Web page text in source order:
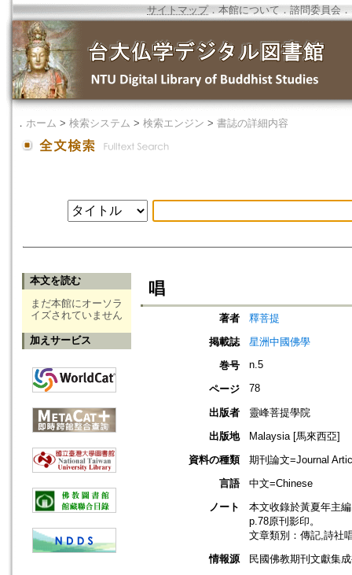
サイトマップ．本館について ． 諮問委員会 ．
． ホーム > 検索システム > 検索エンジン > 書誌の詳細内容
本文を読む
まだ本館にオーソラ
イズされていません
加えサービス
唱
著者
釋菩提
掲載誌
星洲中國佛學
巻号
n.5
ページ 78
出版者
靈峰菩提學院
出版地
Malaysia [馬來西亞]
資料の種類
期刊論文=Journal
言語
中文=Chinese
ノート
本文收錄於黃夏年主
p.78原刊影印。
文章類別：傳記,詩社
情報源
民國佛教期刊文獻集